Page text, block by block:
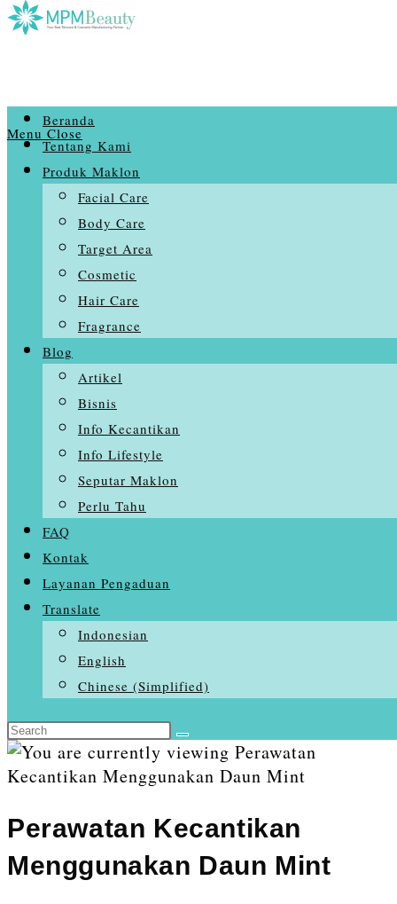
Skip
to
Menu Close
Beranda
Tentang Kami
Produk Maklon
Facial Care
Body Care
Target Area
Cosmetic
Hair Care
Fragrance
Blog
Artikel
Bisnis
Info Kecantikan
Info Lifestyle
Seputar Maklon
Perlu Tahu
FAQ
Kontak
Layanan Pengaduan
Translate
Indonesian
English
Chinese (Simplified)
Search
this
website
Perawatan Kecantikan
Menggunakan Daun Mint